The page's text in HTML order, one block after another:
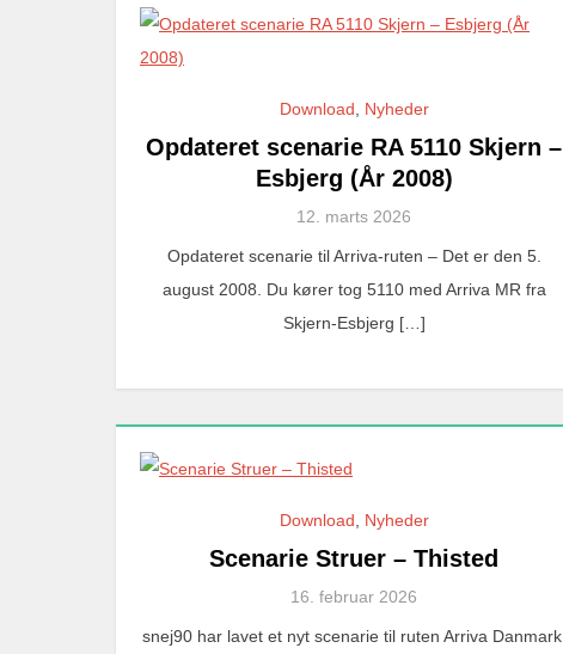
Download Nyheder
Opdateret scenarie RA 5110 Skjern –
Esbjerg (År 2008)
12. marts 2026
Opdateret scenarie til Arriva-ruten – Det er den 5.
august 2008. Du kører tog 5110 med Arriva MR fra
Skjern-Esbjerg […]
Download Nyheder
Scenarie Struer – Thisted
16. februar 2026
snej90 har lavet et nyt scenarie til ruten Arriva Danmark,